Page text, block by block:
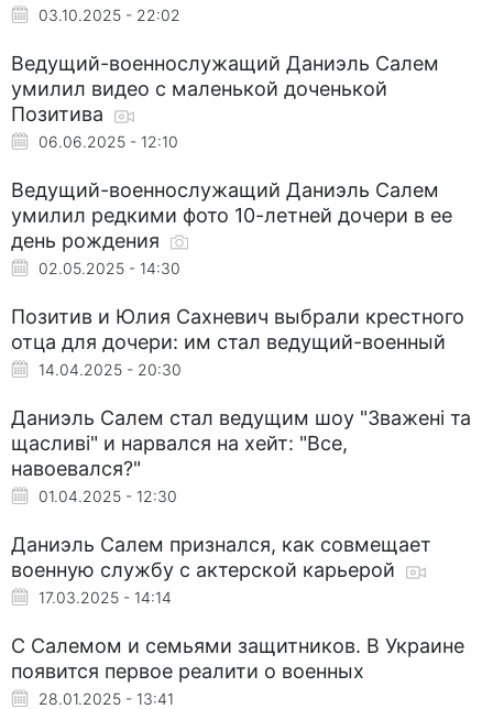
03.10.2025 - 22:02
Ведущий-военнослужащий Даниэль Салем
умилил видео с маленькой доченькой
Позитива
06.06.2025 - 12:10
Ведущий-военнослужащий Даниэль Салем
умилил редкими фото 10-летней дочери в ее
день рождения
02.05.2025 - 14:30
Позитив и Юлия Сахневич выбрали крестного
отца для дочери: им стал ведущий-военный
14.04.2025 - 20:30
Даниэль Салем стал ведущим шоу "Зважені та
щасливі" и нарвался на хейт: "Все,
навоевался?"
01.04.2025 - 12:30
Даниэль Салем признался, как совмещает
военную службу с актерской карьерой
17.03.2025 - 14:14
С Салемом и семьями защитников. В Украине
появится первое реалити о военных
28.01.2025 - 13:41